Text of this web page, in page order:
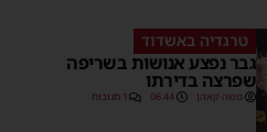
טרגדיה באשדוד
גבר נפצע אנושות בשריפה
שפרצה בדירתו
משה קאהן 06:44 1 תגובות